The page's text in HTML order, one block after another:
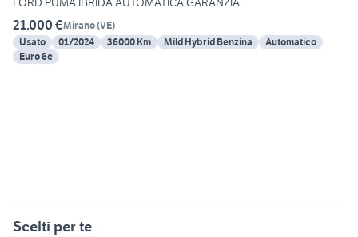
21.000 €Mirano(VE)
Usato
01/2024 36000 Km Mild Hybrid Benzina
Automatico
Euro 6e
Scelti per te